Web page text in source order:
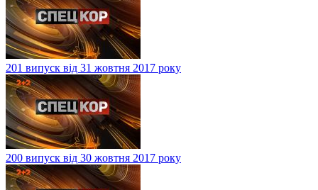
201 випуск від 31 жовтня 2017 року
200 випуск від 30 жовтня 2017 року